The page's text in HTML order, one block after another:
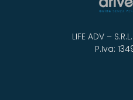
LIFE ADV –
P.Iva: